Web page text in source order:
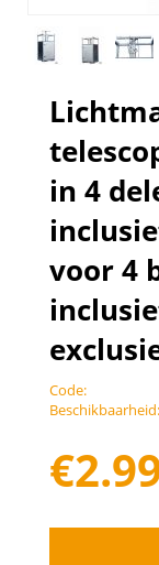
in 4
voor 4
Code:
Beschikbaarheid:
€